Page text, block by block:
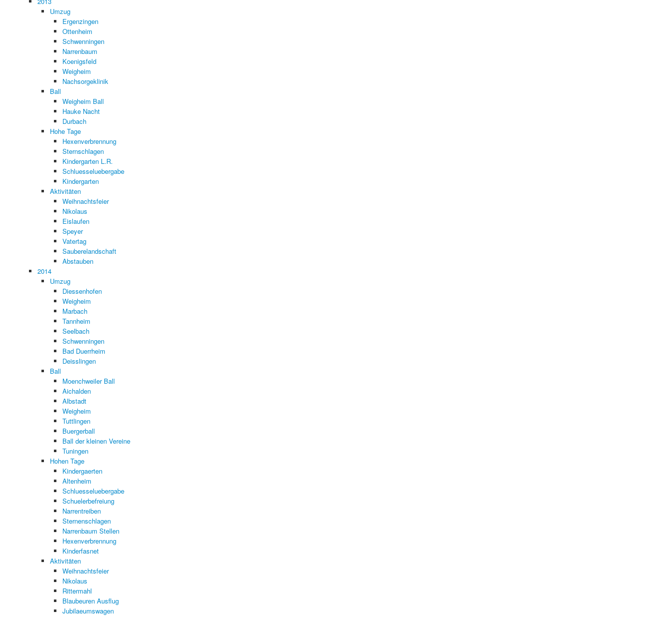
Umzug
Ergenzingen
Ottenheim
Schwenningen
Narrenbaum
Koenigsfeld
Weigheim
Nachsorgeklinik
Ball
Weigheim Ball
Hauke Nacht
Durbach
Hohe Tage
Hexenverbrennung
Sternschlagen
Kindergarten L.R.
Schluesseluebergabe
Kindergarten
Aktivitäten
Weihnachtsfeier
Nikolaus
Eislaufen
Speyer
Vatertag
Sauberelandschaft
Abstauben
2014
Umzug
Diessenhofen
Weigheim
Marbach
Tannheim
Seelbach
Schwenningen
Bad Duerrheim
Deisslingen
Ball
Moenchweiler Ball
Aichalden
Albstadt
Weigheim
Tuttlingen
Buergerball
Ball der kleinen Vereine
Tuningen
Hohen Tage
Kindergaerten
Altenheim
Schluesseluebergabe
Schuelerbefreiung
Narrentreiben
Sternenschlagen
Narrenbaum Stellen
Hexenverbrennung
Kinderfasnet
Aktivitäten
Weihnachtsfeier
Nikolaus
Rittermahl
Blaubeuren Ausflug
Jubilaeumswagen